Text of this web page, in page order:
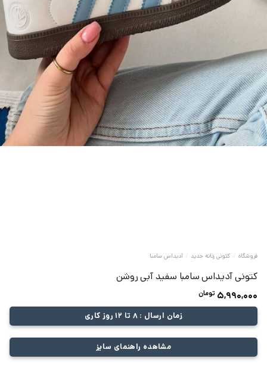
فروشگاه / کتونی زنانه جدید / ادیداس سامبا
کتونی آدیداس سامبا سفید آبی روشن
5,990,000تومان
زمان ارسال : 8 تا 12 روز کاری
مشاهده راهنمای سایز